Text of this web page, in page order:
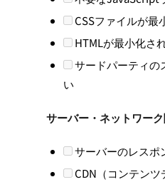
CSSファイルが最
HTMLが最小化さ
サードパーティの
い
サーバー・ネットワー
サーバーのレスポ
CDN（コンテン